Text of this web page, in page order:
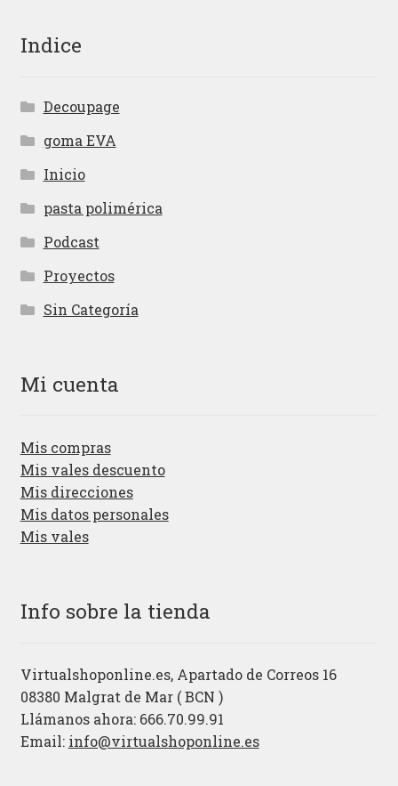
Indice
Decoupage
goma EVA
Inicio
pasta polimérica
Podcast
Proyectos
Sin Categoría
Mi cuenta
Mis compras
Mis vales descuento
Mis direcciones
Mis datos personales
Mis vales
Info sobre la tienda
Virtualshoponline.es, Apartado de Correos 16
08380 Malgrat de Mar ( BCN )
Llámanos ahora: 666.70.99.91
Email: info@virtualshoponline.es